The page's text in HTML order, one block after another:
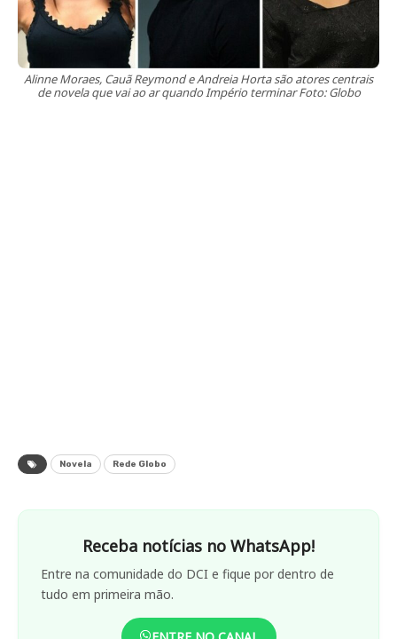
Alinne Moraes, Cauã Reymond e Andreia Horta são atores centrais
de novela que vai ao ar quando Império terminar Foto: Globo
Novela Rede Globo
Receba notícias no WhatsApp!
Entre na comunidade do DCI e fique por dentro de
tudo em primeira mão.